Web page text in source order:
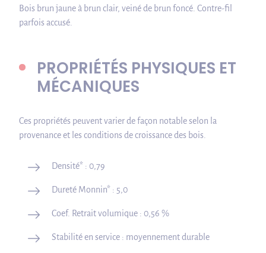
Bois brun jaune à brun clair, veiné de brun foncé. Contre-fil
parfois accusé.
PROPRIÉTÉS PHYSIQUES ET
MÉCANIQUES
Ces propriétés peuvent varier de façon notable selon la
provenance et les conditions de croissance des bois.
Densité* : 0,79
Dureté Monnin* : 5,0
Coef. Retrait volumique : 0,56 %
Stabilité en service : moyennement durable